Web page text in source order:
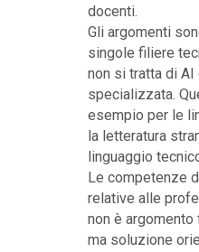
docenti.
Gli argomenti
singole filiere
non si tratta di
specializzata.
esempio per le
la letteratura
linguaggio
Le competenze
relative alle
non è
ma soluzione